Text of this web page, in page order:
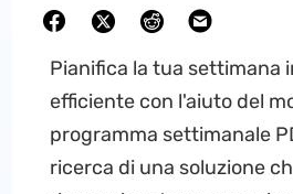
Pianifica la tua settimana
efficiente con l'aiuto del
programma settimanale
ricerca di una soluzione